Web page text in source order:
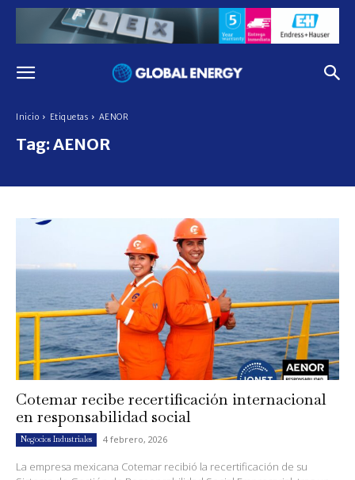
Inicio Etiquetas AENOR
Tag: AENOR
Cotemar recibe recertificación internacional
en responsabilidad social
Negocios Industriales 4 febrero, 2026
La empresa mexicana Cotemar recibió la recertificación de su